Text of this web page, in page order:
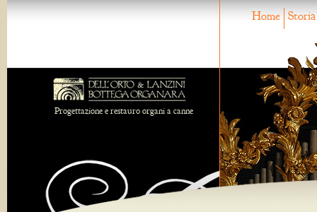
Home Storia
Progettazione e restauro organi a canne